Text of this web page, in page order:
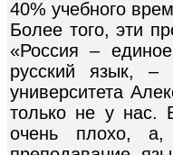
40% учебного
Более того, эти
«Россия –
русский язык, –
университета
только не у нас.
очень плохо,